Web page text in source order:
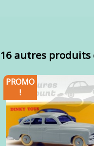
16 autres produits
PROMO
!